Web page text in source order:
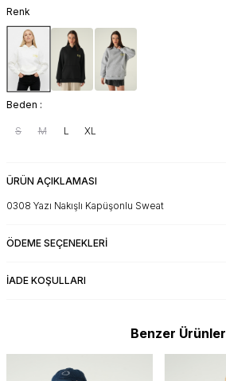
Renk
Beden :
S M L XL
ÜRÜN AÇIKLAMASI
0308 Yazı Nakışlı Kapüşonlu Sweat
ÖDEME SEÇENEKLERI
İADE KOŞULLARI
Benzer Ürünler